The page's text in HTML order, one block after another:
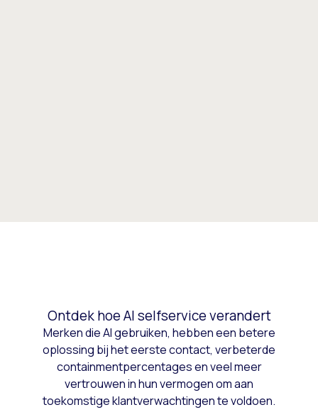
Ontdek hoe AI selfservice verandert
Merken die AI gebruiken, hebben een betere
oplossing bij het eerste contact, verbeterde
containmentpercentages en veel meer
vertrouwen in hun vermogen om aan
toekomstige klantverwachtingen te voldoen.